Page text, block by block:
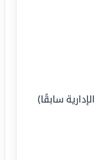
سابقًا)